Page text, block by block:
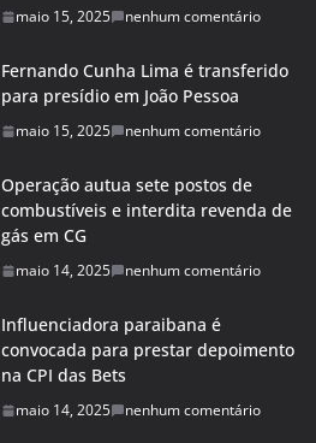
maio 15, 2025 nenhum comentário
Fernando Cunha Lima é transferido
para presídio em João Pessoa
maio 15, 2025 nenhum comentário
Operação autua sete postos de
combustíveis e interdita revenda de
gás em CG
maio 14, 2025 nenhum comentário
Influenciadora paraibana é
convocada para prestar depoimento
na CPI das Bets
maio 14, 2025 nenhum comentário